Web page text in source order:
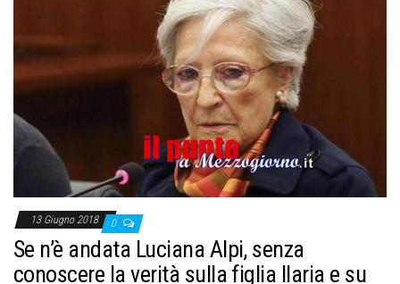
13 Giugno 2018 0
Se n’è andata Luciana Alpi, senza
conoscere la verità sulla figlia Ilaria e su